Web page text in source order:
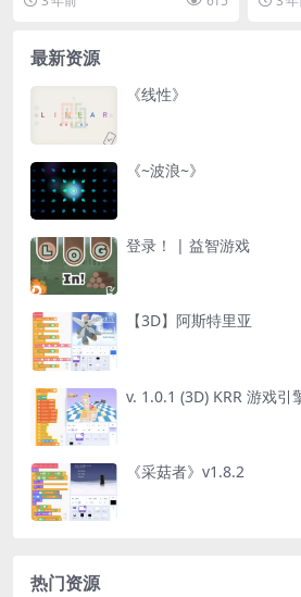
喜爱。使用Sc...
在游戏
最新资源
《线性》
《~波浪~》
登录！ | 益智游戏
【3D】阿斯特里亚
v. 1.0.1 (3D) KRR 游戏引
《采菇者》v1.8.2
热门资源